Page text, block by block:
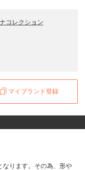
コレクション
マイブランド登録
ります。その為、形や